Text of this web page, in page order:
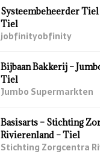
Systeembeheerder
Tiel
jobfinityobfinity
Bijbaan Bakkerij –
Tiel
Jumbo Supermarkten
Basisarts – Stichting
Rivierenland – Tiel
Stichting Zorgcentra